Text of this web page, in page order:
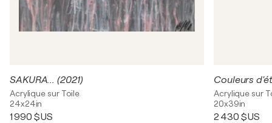
SAKURA... (2021)
Acrylique sur Toile
24x24in
1 990 $US
Couleurs
Acrylique sur
20x39in
2 430 $US